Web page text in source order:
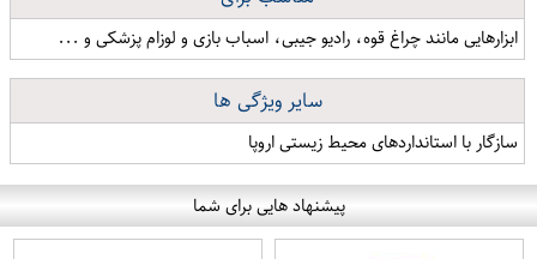
ابزارهایی مانند چراغ قوه، رادیو جیبی، اسباب بازی و لوزام پزشکی و ...
سایر ویژگی ها
سازگار با استانداردهای محیط زیستی اروپا
پیشنهاد هایی برای شما